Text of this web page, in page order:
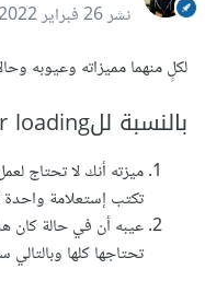
نشر26 فبراير 2022
لكلٍ منهما مميزاته وعيوبه
بالنسبة للeager loading
ميزته أنك لا تحتاج
تكتب إستعلامة واحدة
عيبه أن في حالة كان
تحتاجها كلها وبالتالي